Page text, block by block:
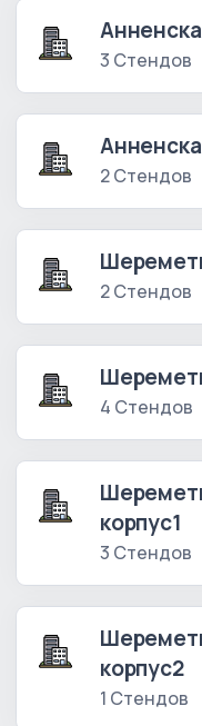
3 Стендов
2 Стендов
2 Стендов
4 Стендов
корпус1
3 Стендов
корпус2
1 Стендов